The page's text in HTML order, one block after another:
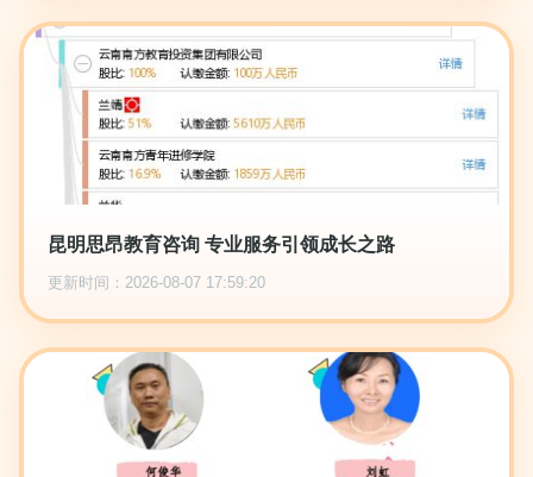
昆明思昂教育咨询 专业服务引领成长之路
更新时间：2026-08-07 17:59:20